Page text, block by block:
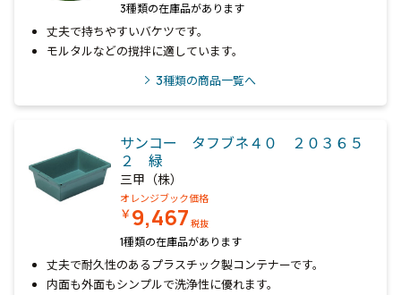
3種類の在庫品があります
丈夫で持ちやすいバケツです。
モルタルなどの撹拌に適しています。
3種類の商品一覧へ
サンコー タフブネ４０ ２０３６５
２ 緑
三甲（株）
オレンジブック価格
￥9,467 税抜
1種類の在庫品があります
丈夫で耐久性のあるプラスチック製コンテナーです。
内面も外面もシンプルで洗浄性に優れます。